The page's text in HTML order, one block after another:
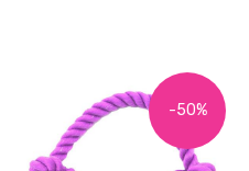
-50%